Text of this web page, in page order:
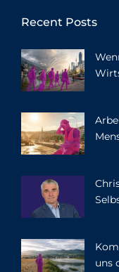
Recent Posts
uns